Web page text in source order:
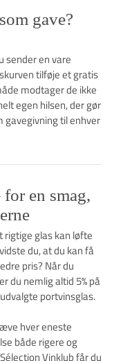
gave?
sender en vare
tilføje et gratis
modtager de ikke
egen hilsen, der gør
til enhver
en smag,
rigtige glas kan løfte
du, at du kan få
pris? Når du
du nemlig altid 5% på
portvinsglas.
hver eneste
både rigere og
Vinklub får du